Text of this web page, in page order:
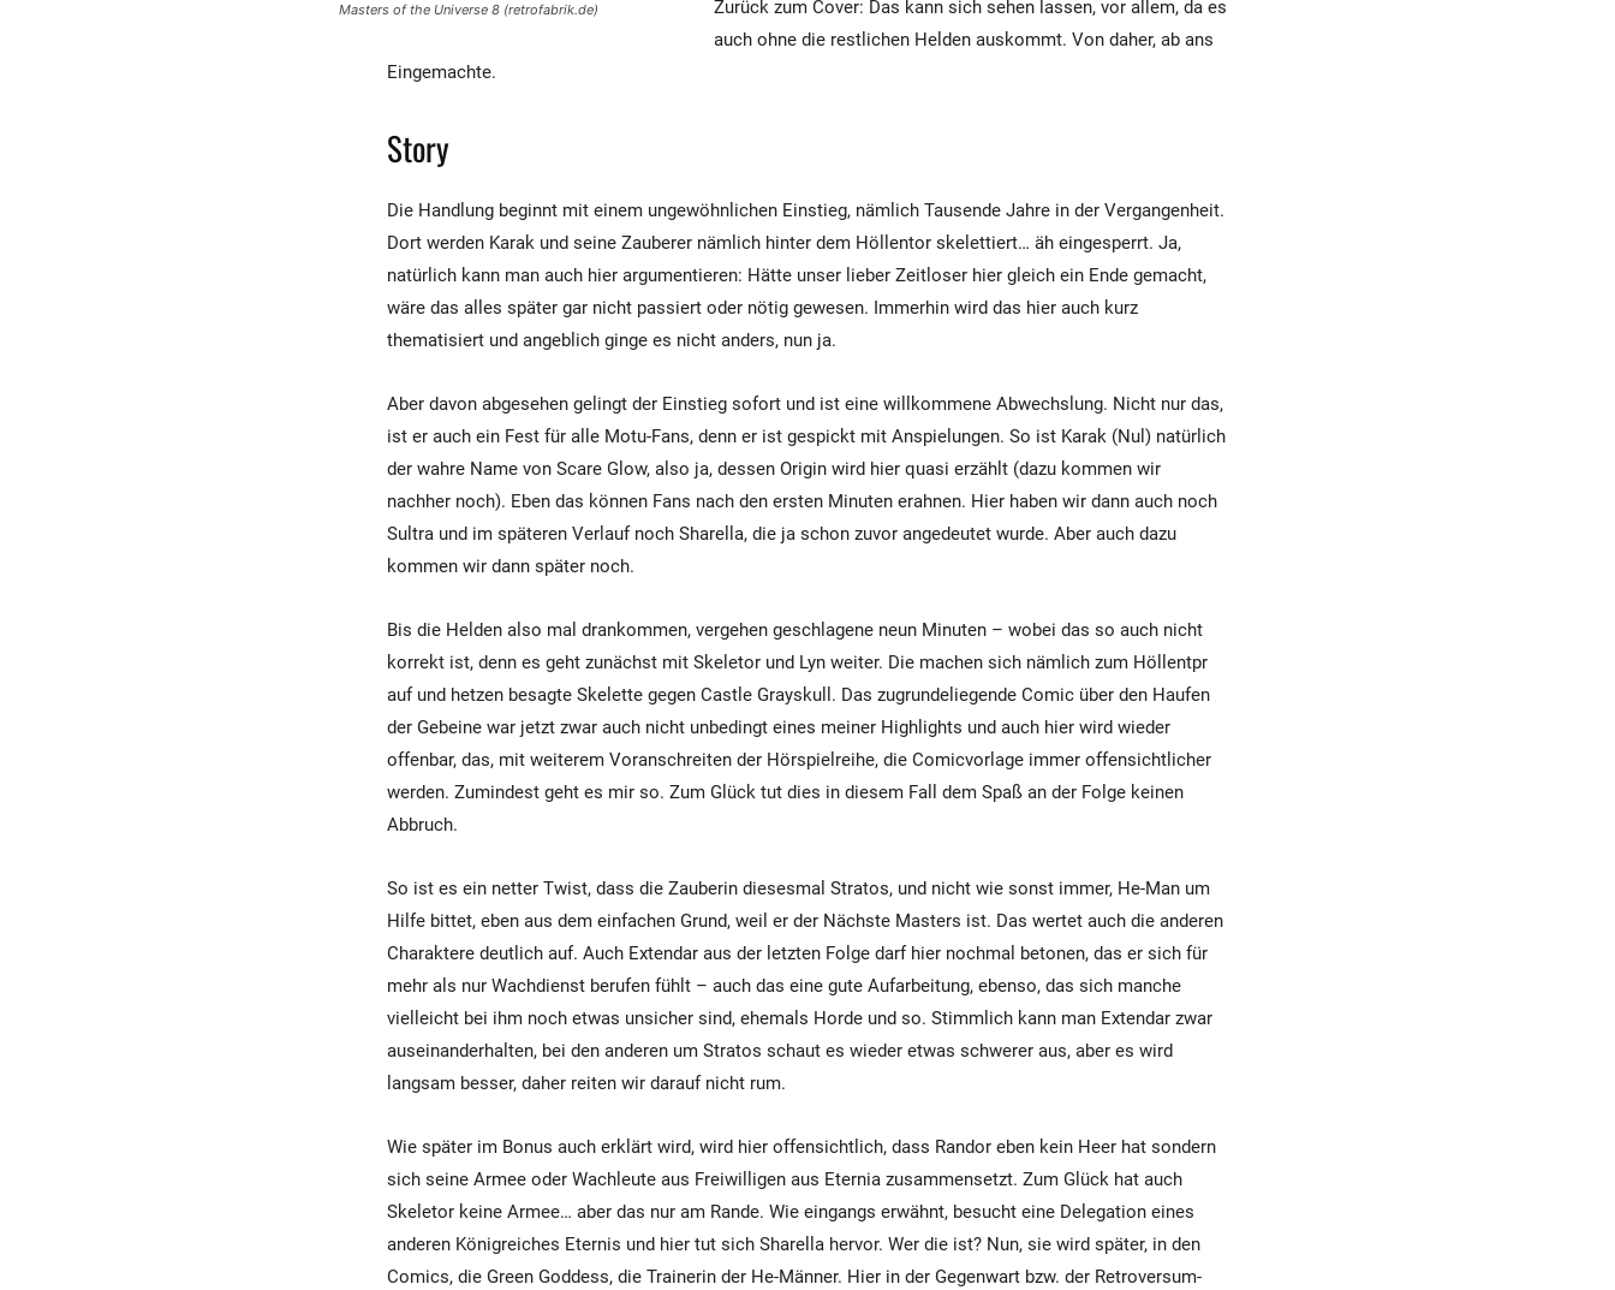
Masters of the Universe 8 (retrofabrik.de)
Zurück zum Cover: Das kann sich sehen lassen, vor allem, da es
auch ohne die restlichen Helden auskommt. Von daher, ab ans
Eingemachte.
Story
Die Handlung beginnt mit einem ungewöhnlichen Einstieg, nämlich Tausende Jahre in der Vergangenheit.
Dort werden Karak und seine Zauberer nämlich hinter dem Höllentor skelettiert… äh eingesperrt. Ja,
natürlich kann man auch hier argumentieren: Hätte unser lieber Zeitloser hier gleich ein Ende gemacht,
wäre das alles später gar nicht passiert oder nötig gewesen. Immerhin wird das hier auch kurz
thematisiert und angeblich ginge es nicht anders, nun ja.
Aber davon abgesehen gelingt der Einstieg sofort und ist eine willkommene Abwechslung. Nicht nur das,
ist er auch ein Fest für alle Motu-Fans, denn er ist gespickt mit Anspielungen. So ist Karak (Nul) natürlich
der wahre Name von Scare Glow, also ja, dessen Origin wird hier quasi erzählt (dazu kommen wir
nachher noch). Eben das können Fans nach den ersten Minuten erahnen. Hier haben wir dann auch noch
Sultra und im späteren Verlauf noch Sharella, die ja schon zuvor angedeutet wurde. Aber auch dazu
kommen wir dann später noch.
Bis die Helden also mal drankommen, vergehen geschlagene neun Minuten – wobei das so auch nicht
korrekt ist, denn es geht zunächst mit Skeletor und Lyn weiter. Die machen sich nämlich zum Höllentpr
auf und hetzen besagte Skelette gegen Castle Grayskull. Das zugrundeliegende Comic über den Haufen
der Gebeine war jetzt zwar auch nicht unbedingt eines meiner Highlights und auch hier wird wieder
offenbar, das, mit weiterem Voranschreiten der Hörspielreihe, die Comicvorlage immer offensichtlicher
werden. Zumindest geht es mir so. Zum Glück tut dies in diesem Fall dem Spaß an der Folge keinen
Abbruch.
So ist es ein netter Twist, dass die Zauberin diesesmal Stratos, und nicht wie sonst immer, He-Man um
Hilfe bittet, eben aus dem einfachen Grund, weil er der Nächste Masters ist. Das wertet auch die anderen
Charaktere deutlich auf. Auch Extendar aus der letzten Folge darf hier nochmal betonen, das er sich für
mehr als nur Wachdienst berufen fühlt – auch das eine gute Aufarbeitung, ebenso, das sich manche
vielleicht bei ihm noch etwas unsicher sind, ehemals Horde und so. Stimmlich kann man Extendar zwar
auseinanderhalten, bei den anderen um Stratos schaut es wieder etwas schwerer aus, aber es wird
langsam besser, daher reiten wir darauf nicht rum.
Wie später im Bonus auch erklärt wird, wird hier offensichtlich, dass Randor eben kein Heer hat sondern
sich seine Armee oder Wachleute aus Freiwilligen aus Eternia zusammensetzt. Zum Glück hat auch
Skeletor keine Armee… aber das nur am Rande. Wie eingangs erwähnt, besucht eine Delegation eines
anderen Königreiches Eternis und hier tut sich Sharella hervor. Wer die ist? Nun, sie wird später, in den
Comics, die Green Goddess, die Trainerin der He-Männer. Hier in der Gegenwart bzw. der Retroversum-